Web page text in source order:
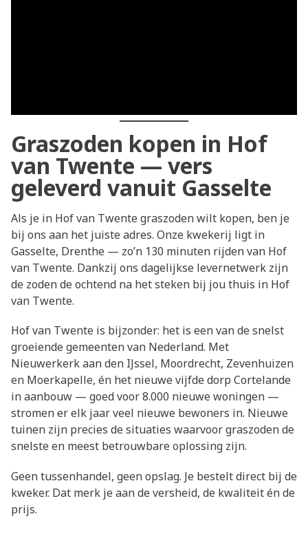
Graszoden kopen in Hof
van Twente — vers
geleverd vanuit Gasselte
Als je in Hof van Twente graszoden wilt kopen, ben je
bij ons aan het juiste adres. Onze kwekerij ligt in
Gasselte, Drenthe — zo’n 130 minuten rijden van Hof
van Twente. Dankzij ons dagelijkse levernetwerk zijn
de zoden de ochtend na het steken bij jou thuis in Hof
van Twente.
Hof van Twente is bijzonder: het is een van de snelst
groeiende gemeenten van Nederland. Met
Nieuwerkerk aan den IJssel, Moordrecht, Zevenhuizen
en Moerkapelle, én het nieuwe vijfde dorp Cortelande
in aanbouw — goed voor 8.000 nieuwe woningen —
stromen er elk jaar veel nieuwe bewoners in. Nieuwe
tuinen zijn precies de situaties waarvoor graszoden de
snelste en meest betrouwbare oplossing zijn.
Geen tussenhandel, geen opslag. Je bestelt direct bij de
kweker. Dat merk je aan de versheid, de kwaliteit én de
prijs.